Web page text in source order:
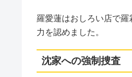
羅愛蓮はおしろい店で
力を認めました。
沈家への強制捜査